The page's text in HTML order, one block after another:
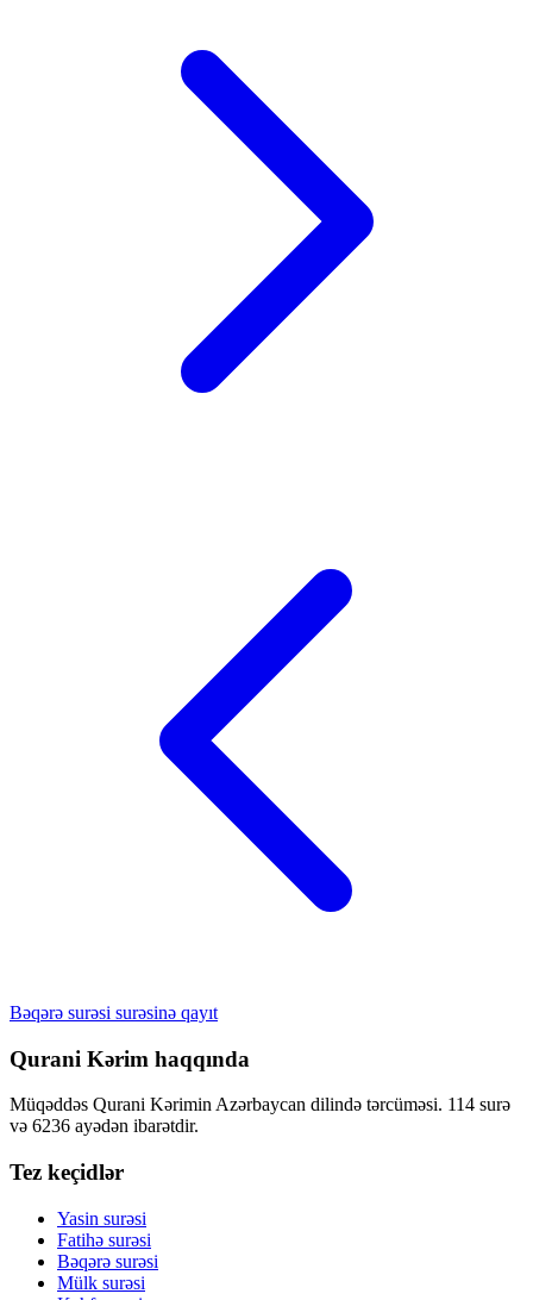
Bəqərə surəsi surəsinə qayıt
Qurani Kərim haqqında
Müqəddəs Qurani Kərimin Azərbaycan dilində tərcüməsi. 114 surə
və 6236 ayədən ibarətdir.
Tez keçidlər
Yasin surəsi
Fatihə surəsi
Bəqərə surəsi
Mülk surəsi